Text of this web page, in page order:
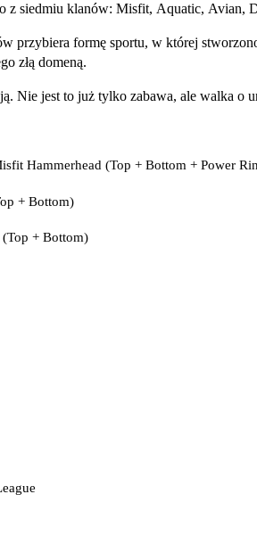
z siedmiu klanów: Misfit, Aquatic, Avian,
przybiera formę sportu, w której
złą domeną.
Nie jest to już tylko zabawa, ale walka o
Hammerhead (Top + Bottom + Power
+ Bottom)
+ Bottom)